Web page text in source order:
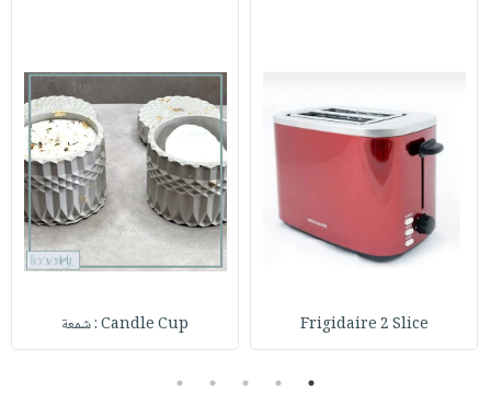
Frigidaire 2 Slice Candle Cup : شمعة
1
2
3
4
5